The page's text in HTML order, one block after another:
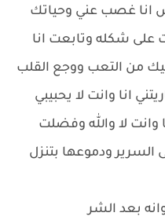
انا غصب عني وحياتك
شكله وتابعت انا
من التعب ووجع القلب
انا وانت لا يحبيبي
وانت لا والله وفضلت
ودموعها بتنزل
بعد الشر